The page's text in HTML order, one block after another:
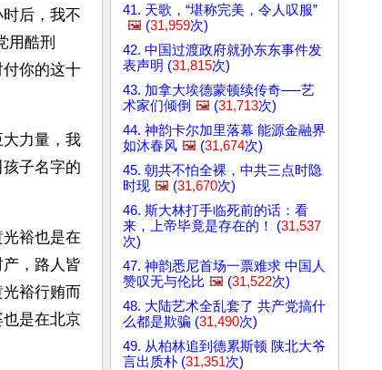
后，我不
用酷刑
你的这十
力量，我
子名字的
裕也是在
，路人皆
裕行贿而
是在北京
41. 天歌，“堪称完美，令人叹服”
🖼️ (31,959次)
42. 中国过渡政府就孙东东事件发
表声明 (31,815次)
43. 加拿大埃德蒙顿续传奇──艺
术家们倾倒 🖼️ (31,713次)
44. 神韵卡尔加里落幕 能源金融界
如沐春风 🖼️ (31,674次)
45. 朝共不怕全裸，中共三点时隐
时现 🖼️ (31,670次)
46. 斯大林打手临死前的话：看
来，上帝毕竟是存在的！ (31,537
次)
47. 神韵悉尼首场一票难求 中国人
赞叹无与伦比 🖼️ (31,522次)
48. 大陆艺术全乱套了 共产党搞什
么都是欺骗 (31,490次)
49. 从柏林追到德累斯顿 陕北大爷
言出质朴 (31,351次)